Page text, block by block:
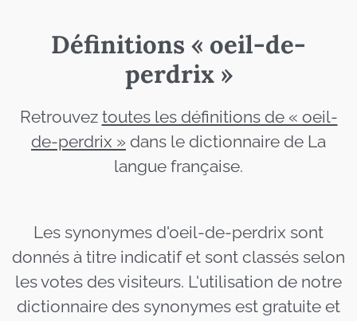
Définitions « oeil-de-
perdrix »
Retrouvez toutes les définitions de « oeil-
de-perdrix » dans le dictionnaire de La
langue française.
Les synonymes d'oeil-de-perdrix sont
donnés à titre indicatif et sont classés selon
les votes des visiteurs. L'utilisation de notre
dictionnaire des synonymes est gratuite et